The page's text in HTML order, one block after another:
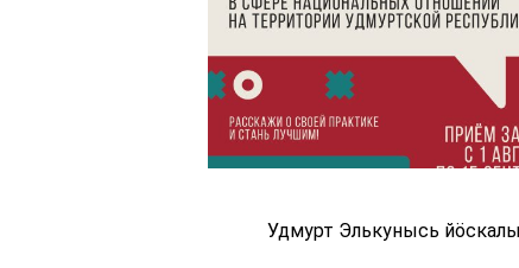
Удмурт Элькунысь